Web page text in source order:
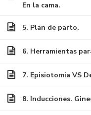
En la cama.
5. Plan de parto.
6. Herramientas
7. Episiotomia VS
8. Inducciones.